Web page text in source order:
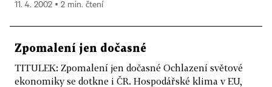
11. 4. 2002 ▪ 2 min. čtení
Zpomalení jen dočasné
TITULEK: Zpomalení jen dočasné Ochlazení světové
ekonomiky se dotkne i ČR. Hospodářské klima v EU,